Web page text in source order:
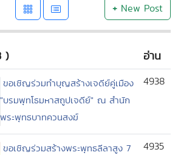
+New Post
) อ่าน
ขอเชิญร่วมทำบุญสร้างเจดีย์คู่เมือง
"บรมพุทโธมหาสถูปเจดีย์" ณ สำนัก
พระพุทธบาทควนสงฆ์
4938
ขอเชิญร่วมสร้างพระพุทธลีลาสูง 7
4935